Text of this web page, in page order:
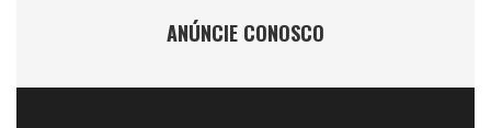
ANÚNCIE CONOSCO